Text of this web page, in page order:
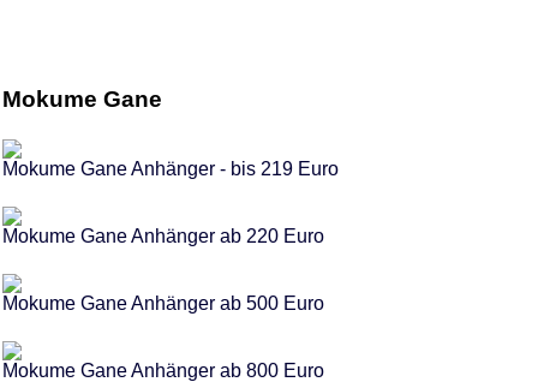
Mokume Gane
Mokume Gane Anhänger - bis 219 Euro
Mokume Gane Anhänger ab 220 Euro
Mokume Gane Anhänger ab 500 Euro
Mokume Gane Anhänger ab 800 Euro